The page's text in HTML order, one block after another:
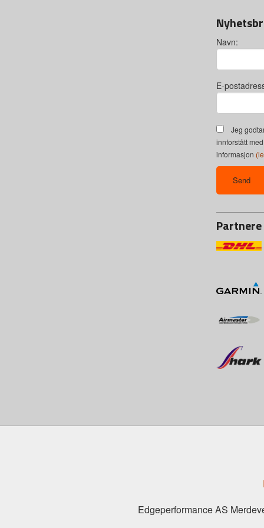
Navn:
E-
Jeg
innforstått
informasjon
Partnere
Edgeperformance AS